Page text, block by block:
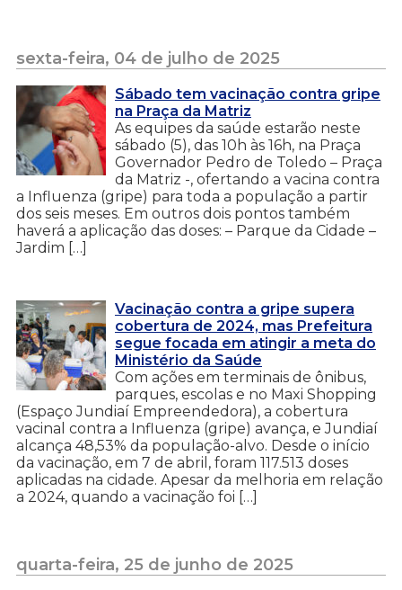
sexta-feira, 04 de julho de 2025
Sábado tem vacinação contra gripe
na Praça da Matriz
As equipes da saúde estarão neste
sábado (5), das 10h às 16h, na Praça
Governador Pedro de Toledo – Praça
da Matriz -, ofertando a vacina contra
a Influenza (gripe) para toda a população a partir
dos seis meses. Em outros dois pontos também
haverá a aplicação das doses: – Parque da Cidade –
Jardim […]
Vacinação contra a gripe supera
cobertura de 2024, mas Prefeitura
segue focada em atingir a meta do
Ministério da Saúde
Com ações em terminais de ônibus,
parques, escolas e no Maxi Shopping
(Espaço Jundiaí Empreendedora), a cobertura
vacinal contra a Influenza (gripe) avança, e Jundiaí
alcança 48,53% da população-alvo. Desde o início
da vacinação, em 7 de abril, foram 117.513 doses
aplicadas na cidade. Apesar da melhoria em relação
a 2024, quando a vacinação foi […]
quarta-feira, 25 de junho de 2025